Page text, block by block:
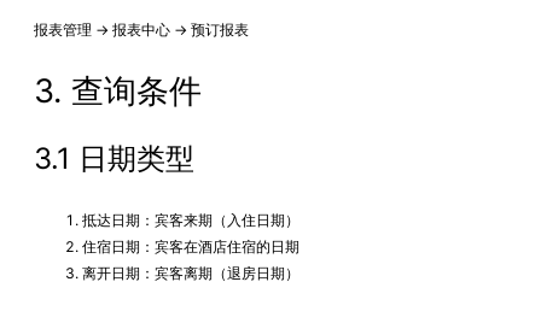
报表管理 → 报表中心 → 预订报表
3. 查询条件
3.1 日期类型
抵达日期：宾客来期（入住日期）
住宿日期：宾客在酒店住宿的日期
离开日期：宾客离期（退房日期）